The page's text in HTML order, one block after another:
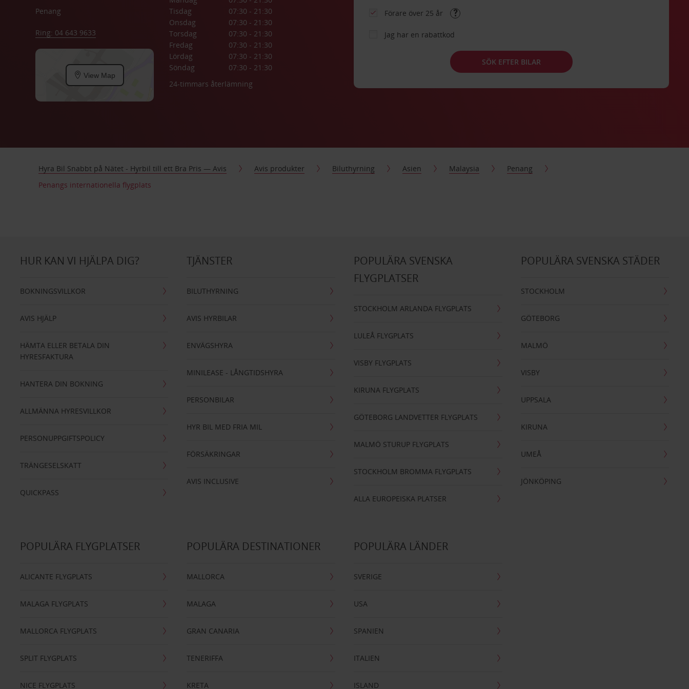
Penang
Ring: 04 643 9633
View Map
Tisdag
07:30 - 21:30
Onsdag
07:30 - 21:30
Torsdag
07:30 - 21:30
Fredag
07:30 - 21:30
Lördag
07:30 - 21:30
Söndag
07:30 - 21:30
24-timmars återlämning
Förare över 25 år
Jag har en rabattkod
SÖK EFTER BILAR
Hyra Bil Snabbt på Nätet - Hyrbil till ett Bra Pris — Avis Avis produkter Biluthyrning Asien Malaysia
Penang
Penangs internationella flygplats
HUR KAN VI HJÄLPA DIG?
BOKNINGSVILLKOR
AVIS HJÄLP
HÄMTA ELLER BETALA DIN
HYRESFAKTURA
HANTERA DIN BOKNING
ALLMÄNNA HYRESVILLKOR
PERSONUPPGIFTSPOLICY
TRÄNGESELSKATT
QUICKPASS
TJÄNSTER
BILUTHYRNING
AVIS HYRBILAR
ENVÄGSHYRA
MINILEASE - LÅNGTIDSHYRA
PERSONBILAR
HYR BIL MED FRIA MIL
FÖRSÄKRINGAR
AVIS INCLUSIVE
POPULÄRA SVENSKA
FLYGPLATSER
STOCKHOLM ARLANDA FLYGPLATS
LULEÅ FLYGPLATS
VISBY FLYGPLATS
KIRUNA FLYGPLATS
GÖTEBORG LANDVETTER FLYGPLATS
MALMÖ STURUP FLYGPLATS
STOCKHOLM BROMMA FLYGPLATS
ALLA EUROPEISKA PLATSER
POPULÄRA SVENSKA STÄDER
STOCKHOLM
GÖTEBORG
MALMÖ
VISBY
UPPSALA
KIRUNA
UMEÅ
JÖNKÖPING
POPULÄRA FLYGPLATSER
ALICANTE FLYGPLATS
MALAGA FLYGPLATS
MALLORCA FLYGPLATS
SPLIT FLYGPLATS
NICE FLYGPLATS
POPULÄRA DESTINATIONER
MALLORCA
MALAGA
GRAN CANARIA
TENERIFFA
KRETA
POPULÄRA LÄNDER
SVERIGE
USA
SPANIEN
ITALIEN
ISLAND